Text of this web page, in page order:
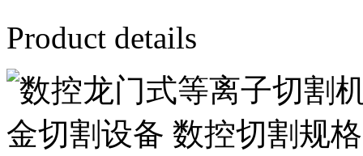
Product details